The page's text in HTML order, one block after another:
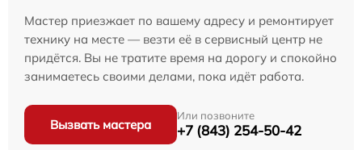
Мастер приезжает по вашему адресу и ремонтирует
технику на месте — везти её в сервисный центр не
придётся. Вы не тратите время на дорогу и спокойно
занимаетесь своими делами, пока идёт работа.
Вызвать мастера
Или позвоните
+7 (843) 254-50-42